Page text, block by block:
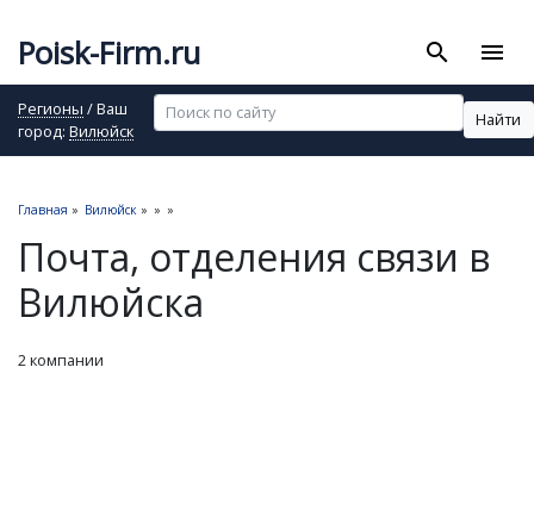
Poisk-Firm.ru search menu
Регионы / Ваш
город: Вилюйск
Найти
Главная » Вилюйск » » »
Почта, отделения связи в
Вилюйска
2 компании